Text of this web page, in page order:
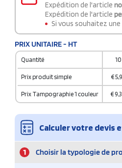
Expédition de l'article
Expédition de l'article
Si vous souhaitez
PRIX UNITAIRE - HT
Quantité 10
Prix produit simple €
Prix Tampographie 1 couleur €
Calculer votre devis
1 Choisir la typologie de